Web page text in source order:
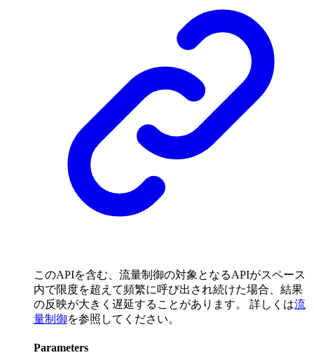
このAPIを含む、流量制御の対象となるAPIがスペース
内で限度を超えて頻繁に呼び出され続けた場合、結果
の反映が大きく遅延することがあります。 詳しくは流
量制御を参照してください。
Parameters